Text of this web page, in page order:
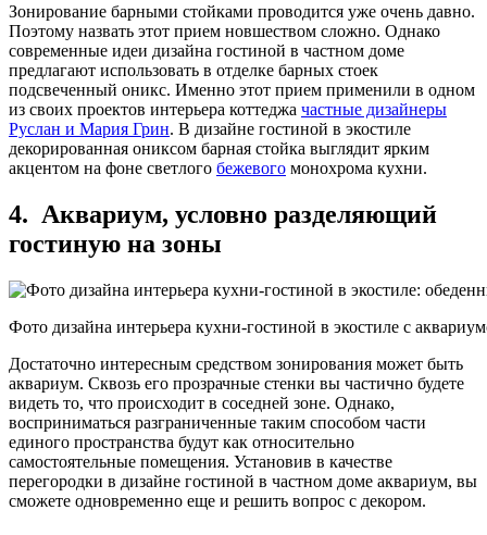
Зонирование барными стойками проводится уже очень давно.
Поэтому назвать этот прием новшеством сложно. Однако
современные идеи дизайна гостиной в частном доме
предлагают использовать в отделке барных стоек
подсвеченный оникс. Именно этот прием применили в одном
из своих проектов интерьера коттеджа частные дизайнеры
Руслан и Мария Грин. В дизайне гостиной в экостиле
декорированная ониксом барная стойка выглядит ярким
акцентом на фоне светлого бежевого монохрома кухни.
4. Аквариум, условно разделяющий
гостиную на зоны
Фото дизайна интерьера кухни-гостиной в экостиле с
Достаточно интересным средством зонирования может быть
аквариум. Сквозь его прозрачные стенки вы частично будете
видеть то, что происходит в соседней зоне. Однако,
восприниматься разграниченные таким способом части
единого пространства будут как относительно
самостоятельные помещения. Установив в качестве
перегородки в дизайне гостиной в частном доме аквариум, вы
сможете одновременно еще и решить вопрос с декором.